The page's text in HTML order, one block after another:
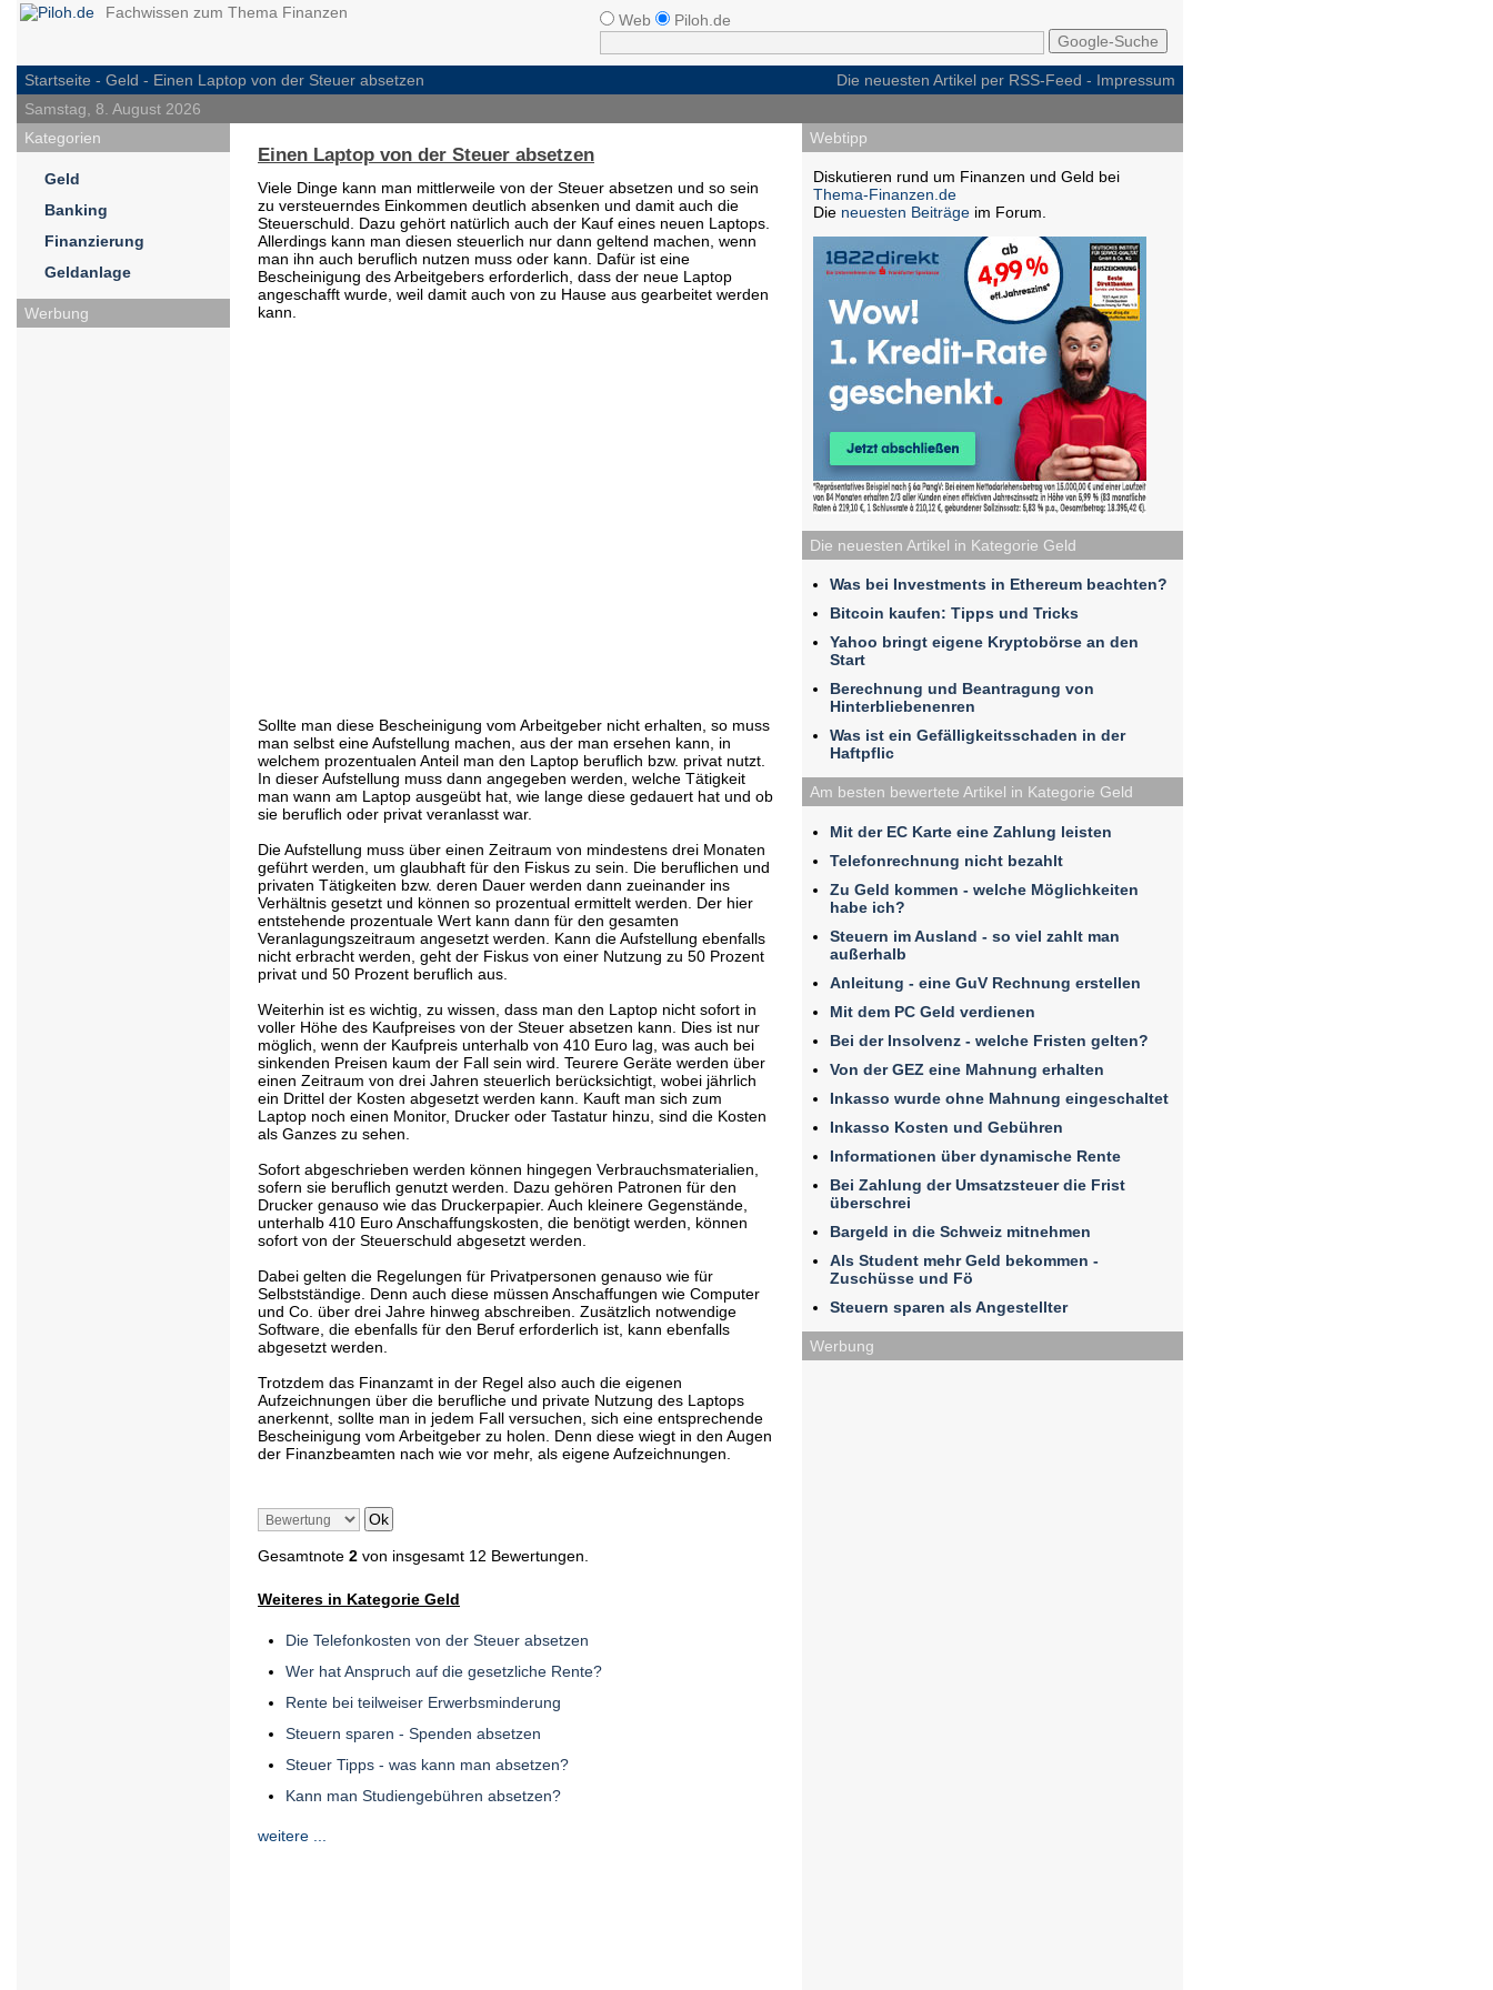
Fachwissen zum Thema Finanzen Web Piloh.de
Startseite - Geld - Einen Laptop von der Steuer absetzen Die neuesten Artikel per RSS-Feed - Impressum
Samstag, 8. August 2026
Kategorien
Geld
Banking
Finanzierung
Geldanlage
Werbung
Einen Laptop von der Steuer absetzen
Viele Dinge kann man mittlerweile von der Steuer absetzen und so sein
zu versteuerndes Einkommen deutlich absenken und damit auch die
Steuerschuld. Dazu gehört natürlich auch der Kauf eines neuen Laptops.
Allerdings kann man diesen steuerlich nur dann geltend machen, wenn
man ihn auch beruflich nutzen muss oder kann. Dafür ist eine
Bescheinigung des Arbeitgebers erforderlich, dass der neue Laptop
angeschafft wurde, weil damit auch von zu Hause aus gearbeitet werden
kann.
Sollte man diese Bescheinigung vom Arbeitgeber nicht erhalten, so muss
man selbst eine Aufstellung machen, aus der man ersehen kann, in
welchem prozentualen Anteil man den Laptop beruflich bzw. privat nutzt.
In dieser Aufstellung muss dann angegeben werden, welche Tätigkeit
man wann am Laptop ausgeübt hat, wie lange diese gedauert hat und ob
sie beruflich oder privat veranlasst war.
Die Aufstellung muss über einen Zeitraum von mindestens drei Monaten
geführt werden, um glaubhaft für den Fiskus zu sein. Die beruflichen und
privaten Tätigkeiten bzw. deren Dauer werden dann zueinander ins
Verhältnis gesetzt und können so prozentual ermittelt werden. Der hier
entstehende prozentuale Wert kann dann für den gesamten
Veranlagungszeitraum angesetzt werden. Kann die Aufstellung ebenfalls
nicht erbracht werden, geht der Fiskus von einer Nutzung zu 50 Prozent
privat und 50 Prozent beruflich aus.
Weiterhin ist es wichtig, zu wissen, dass man den Laptop nicht sofort in
voller Höhe des Kaufpreises von der Steuer absetzen kann. Dies ist nur
möglich, wenn der Kaufpreis unterhalb von 410 Euro lag, was auch bei
sinkenden Preisen kaum der Fall sein wird. Teurere Geräte werden über
einen Zeitraum von drei Jahren steuerlich berücksichtigt, wobei jährlich
ein Drittel der Kosten abgesetzt werden kann. Kauft man sich zum
Laptop noch einen Monitor, Drucker oder Tastatur hinzu, sind die Kosten
als Ganzes zu sehen.
Sofort abgeschrieben werden können hingegen Verbrauchsmaterialien,
sofern sie beruflich genutzt werden. Dazu gehören Patronen für den
Drucker genauso wie das Druckerpapier. Auch kleinere Gegenstände,
unterhalb 410 Euro Anschaffungskosten, die benötigt werden, können
sofort von der Steuerschuld abgesetzt werden.
Dabei gelten die Regelungen für Privatpersonen genauso wie für
Selbstständige. Denn auch diese müssen Anschaffungen wie Computer
und Co. über drei Jahre hinweg abschreiben. Zusätzlich notwendige
Software, die ebenfalls für den Beruf erforderlich ist, kann ebenfalls
abgesetzt werden.
Trotzdem das Finanzamt in der Regel also auch die eigenen
Aufzeichnungen über die berufliche und private Nutzung des Laptops
anerkennt, sollte man in jedem Fall versuchen, sich eine entsprechende
Bescheinigung vom Arbeitgeber zu holen. Denn diese wiegt in den Augen
der Finanzbeamten nach wie vor mehr, als eigene Aufzeichnungen.
Gesamtnote 2 von insgesamt 12 Bewertungen.
Weiteres in Kategorie Geld
Die Telefonkosten von der Steuer absetzen
Wer hat Anspruch auf die gesetzliche Rente?
Rente bei teilweiser Erwerbsminderung
Steuern sparen - Spenden absetzen
Steuer Tipps - was kann man absetzen?
Kann man Studiengebühren absetzen?
weitere ...
Webtipp
Diskutieren rund um Finanzen und Geld bei
Thema-Finanzen.de
Die neuesten Beiträgeim Forum.
Die neuesten Artikel in Kategorie Geld
Was bei Investments in Ethereum beachten?
Bitcoin kaufen: Tipps und Tricks
Yahoo bringt eigene Kryptobörse an den
Start
Berechnung und Beantragung von
Hinterbliebenenren
Was ist ein Gefälligkeitsschaden in der
Haftpflic
Am besten bewertete Artikel in Kategorie Geld
Mit der EC Karte eine Zahlung leisten
Telefonrechnung nicht bezahlt
Zu Geld kommen - welche Möglichkeiten
habe ich?
Steuern im Ausland - so viel zahlt man
außerhalb
Anleitung - eine GuV Rechnung erstellen
Mit dem PC Geld verdienen
Bei der Insolvenz - welche Fristen gelten?
Von der GEZ eine Mahnung erhalten
Inkasso wurde ohne Mahnung eingeschaltet
Inkasso Kosten und Gebühren
Informationen über dynamische Rente
Bei Zahlung der Umsatzsteuer die Frist
überschrei
Bargeld in die Schweiz mitnehmen
Als Student mehr Geld bekommen -
Zuschüsse und Fö
Steuern sparen als Angestellter
Werbung